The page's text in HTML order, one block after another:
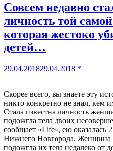
Совсем недавно
личность той
которая жестоко
детей…
29.04.201829.04.2018 *
Скорее всего, вы знаете эту
никто конкретно не знал, кем
Стала известна личность
подожгла тела двоих
сообщает «Life», ею оказалась
Нижнего Новгорода. Женщина
подожгла их тела недалеко от